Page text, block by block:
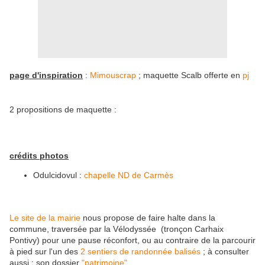
page d'inspiration : Mimouscrap ; maquette Scalb offerte en pj
2 propositions de maquette :
crédits photos
Odulcidovul : chapelle ND de Carmès
Le site de la mairie nous propose de faire halte dans la
commune, traversée par la Vélodyssée (tronçon Carhaix
Pontivy) pour une pause réconfort, ou au contraire de la parcourir
à pied sur l'un des 2 sentiers de randonnée balisés ; à consulter
aussi : son dossier "patrimoine"